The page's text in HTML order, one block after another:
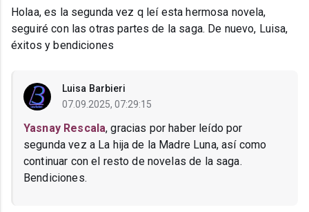
Holaa, es la segunda vez q leí esta hermosa novela,
seguiré con las otras partes de la saga. De nuevo, Luisa,
éxitos y bendiciones
Luisa Barbieri
07.09.2025, 07:29:15
Yasnay Rescala, gracias por haber leído por
segunda vez a La hija de la Madre Luna, así como
continuar con el resto de novelas de la saga.
Bendiciones.